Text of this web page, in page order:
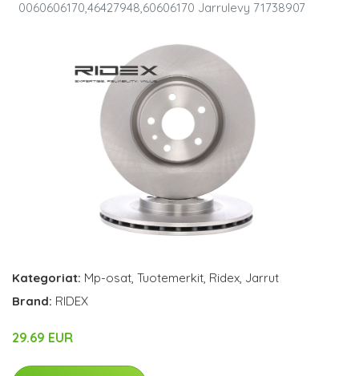
0060606170,46427948,60606170 Jarrulevy 71738907
Kategoriat: Mp-osat Tuotemerkit Ridex Jarrut
Brand: RIDEX
29.69 EUR